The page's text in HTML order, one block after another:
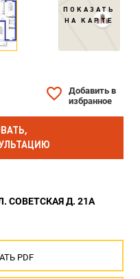
ПОКАЗАТЬ
НА КАРТЕ
Добавить в
избранное
СОВЕТСКАЯ Д. 21А
PDF